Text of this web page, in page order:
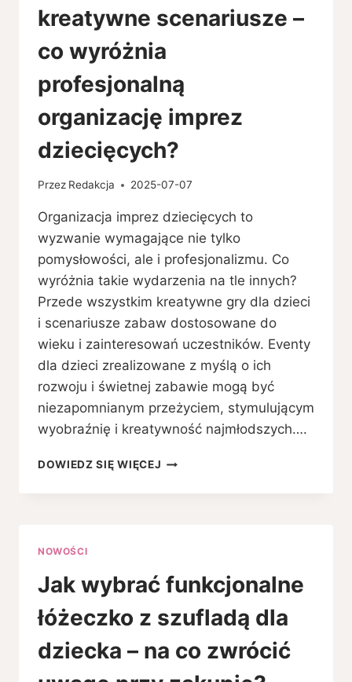
RODZICÓW
JÓZEFOWA
kreatywne scenariusze –
co wyróżnia
profesjonalną
organizację imprez
dziecięcych?
Przez Redakcja 2025-07-07
Organizacja imprez dziecięcych to
wyzwanie wymagające nie tylko
pomysłowości, ale i profesjonalizmu. Co
wyróżnia takie wydarzenia na tle innych?
Przede wszystkim kreatywne gry dla dzieci
i scenariusze zabaw dostosowane do
wieku i zainteresowań uczestników. Eventy
dla dzieci zrealizowane z myślą o ich
rozwoju i świetnej zabawie mogą być
niezapomnianym przeżyciem, stymulującym
wyobraźnię i kreatywność najmłodszych….
DOWIEDZ SIĘ WIĘCEJ ANIMACJE,
I
WYRÓŻNIA
PROFESJONALNĄ
ORGANIZACJĘ
IMPREZ
NOWOŚCI
Jak wybrać funkcjonalne
łóżeczko z szufladą dla
dziecka – na co zwrócić